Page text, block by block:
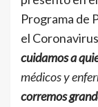
Programa de
el
cuidamos a
médicos y
corremos